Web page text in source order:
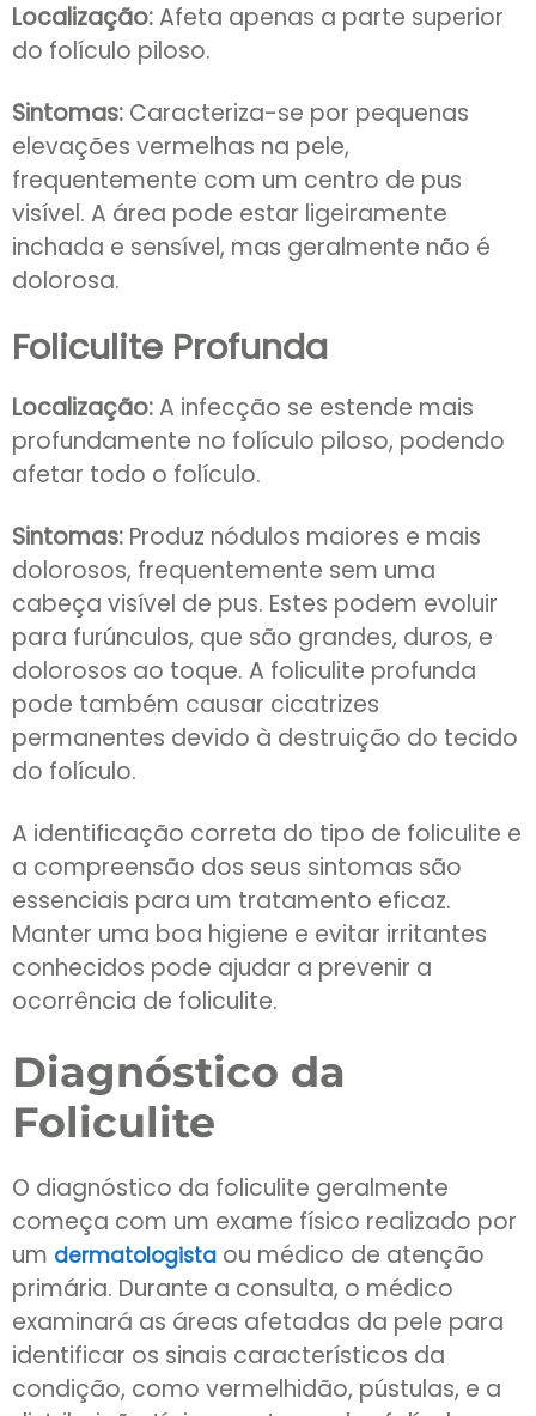
Localização:Afeta apenas a parte superior
do folículo piloso.
Sintomas: Caracteriza-se por pequenas
elevações vermelhas na pele,
frequentemente com um centro de pus
visível. A área pode estar ligeiramente
inchada e sensível, mas geralmente não é
dolorosa.
Foliculite Profunda
Localização:A infecção se estende mais
profundamente no folículo piloso, podendo
afetar todo o folículo.
Sintomas: Produz nódulos maiores e mais
dolorosos, frequentemente sem uma
cabeça visível de pus. Estes podem evoluir
para furúnculos, que são grandes, duros, e
dolorosos ao toque. A foliculite profunda
pode também causar cicatrizes
permanentes devido à destruição do tecido
do folículo.
A identificação correta do tipo de foliculite e
a compreensão dos seus sintomas são
essenciais para um tratamento eficaz.
Manter uma boa higiene e evitar irritantes
conhecidos pode ajudar a prevenir a
ocorrência de foliculite.
Diagnóstico da
Foliculite
O diagnóstico da foliculite geralmente
começa com um exame físico realizado por
um dermatologista ou médico de atenção
primária. Durante a consulta, o médico
examinará as áreas afetadas da pele para
identificar os sinais característicos da
condição, como vermelhidão, pústulas, e a